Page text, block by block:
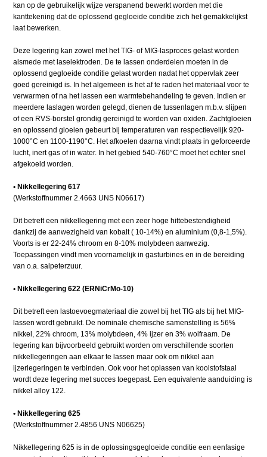
kan op de gebruikelijk wijze verspanend bewerkt worden met die
kanttekening dat de oplossend gegloeide conditie zich het gemakkelijkst
laat bewerken.
Deze legering kan zowel met het TIG- of MIG-lasproces gelast worden
alsmede met laselektroden. De te lassen onderdelen moeten in de
oplossend gegloeide conditie gelast worden nadat het oppervlak zeer
goed gereinigd is. In het algemeen is het af te raden het materiaal voor te
verwarmen of na het lassen een warmtebehandeling te geven. Indien er
meerdere laslagen worden gelegd, dienen de tussenlagen m.b.v. slijpen
of een RVS-borstel grondig gereinigd te worden van oxiden. Zachtgloeien
en oplossend gloeien gebeurt bij temperaturen van respectievelijk 920-
1000°C en 1100-1190°C. Het afkoelen daarna vindt plaats in geforceerde
lucht, inert gas of in water. In het gebied 540-760°C moet het echter snel
afgekoeld worden.
• Nikkellegering 617
(Werkstoffnummer 2.4663 UNS N06617)
Dit betreft een nikkellegering met een zeer hoge hittebestendigheid
dankzij de aanwezigheid van kobalt ( 10-14%) en aluminium (0,8-1,5%).
Voorts is er 22-24% chroom en 8-10% molybdeen aanwezig.
Toepassingen vindt men voornamelijk in gasturbines en in de bereiding
van o.a. salpeterzuur.
• Nikkellegering 622 (ERNiCrMo-10)
Dit betreft een lastoevoegmateriaal die zowel bij het TIG als bij het MIG-
lassen wordt gebruikt. De nominale chemische samenstelling is 56%
nikkel, 22% chroom, 13% molybdeen, 4% ijzer en 3% wolfraam. De
legering kan bijvoorbeeld gebruikt worden om verschillende soorten
nikkellegeringen aan elkaar te lassen maar ook om nikkel aan
ijzerlegeringen te verbinden. Ook voor het oplassen van koolstofstaal
wordt deze legering met succes toegepast. Een equivalente aanduiding is
nikkel alloy 122.
• Nikkellegering 625
(Werkstoffnumrner 2.4856 UNS N06625)
Nikkellegering 625 is in de oplossingsgegloeide conditie een eenfasige